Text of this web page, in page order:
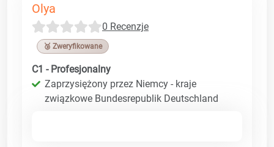
Olya
0 Recenzje
🥉 Zweryfikowane
C1 - Profesjonalny
Zaprzysiężony przez Niemcy - kraje
związkowe Bundesrepublik Deutschland